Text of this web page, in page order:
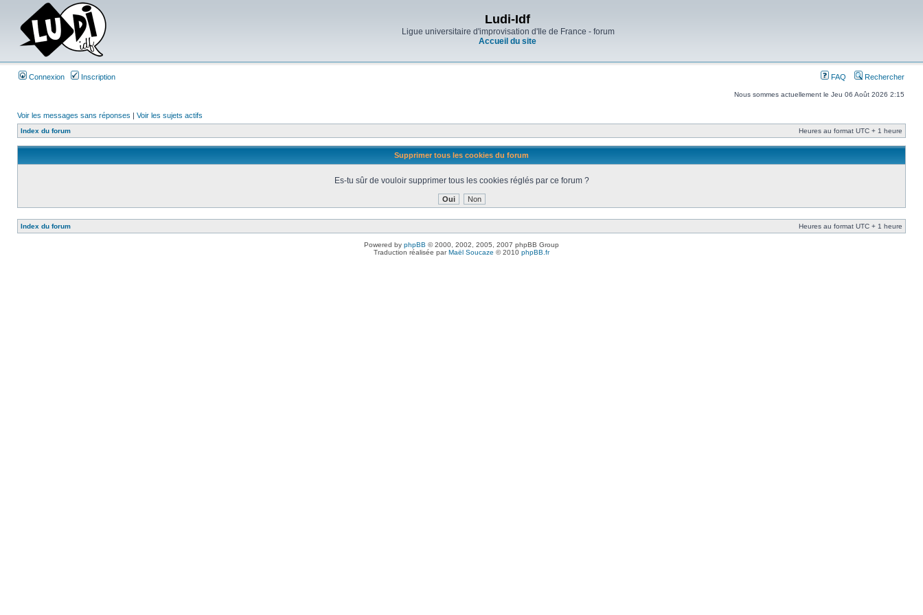
Ludi-Idf
Ligue universitaire d'improvisation d'Ile de France - forum
Accueil du site
Connexion Inscription FAQ Rechercher
Nous sommes actuellement le Jeu 06 Août 2026 2:15
Voir les messages sans réponses | Voir les sujets actifs
Index du forum Heures au format UTC + 1 heure
Supprimer tous les cookies du forum
Es-tu sûr de vouloir supprimer tous les cookies réglés par ce forum ?
Index du forum Heures au format UTC + 1 heure
Powered by phpBB © 2000, 2002, 2005, 2007 phpBB Group
Traduction réalisée parMaël Soucaze © 2010 phpBB.fr